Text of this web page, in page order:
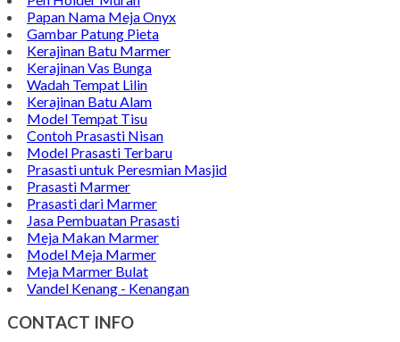
Kijing Makam
Kijing Marmer Bokoran
Model Makam Marmer
Lantai Marmer
Contoh Lantai Marmer
Contoh Wastafel Bulat
Jual Asbak Unik
Wastafel Model Terbaru
Kijing Model Terbaru
Model Kijing Makam Kristen
Gambar Kijing Makam Minimalis
Model Makam
Pen Holder Murah
Papan Nama Meja Onyx
Gambar Patung Pieta
Kerajinan Batu Marmer
Kerajinan Vas Bunga
Wadah Tempat Lilin
Kerajinan Batu Alam
Model Tempat Tisu